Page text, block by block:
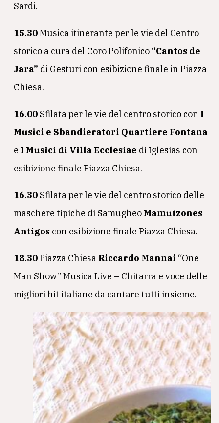
Sardi.
15.30Musica itinerante per le vie del Centro
storico a cura del Coro Polifonico “Cantos de
Jara” di Gesturi con esibizione finale in Piazza
Chiesa.
16.00 Sfilata per le vie del centro storico con I
Musici e Sbandieratori Quartiere Fontana
e I Musici di Villa Ecclesiae di Iglesias con
esibizione finale Piazza Chiesa.
16.30 Sfilata per le vie del centro storico delle
maschere tipiche di Samugheo Mamutzones
Antigos con esibizione finale Piazza Chiesa.
18.30Piazza Chiesa Riccardo Mannai “One
Man Show” Musica Live – Chitarra e voce delle
migliori hit italiane da cantare tutti insieme.